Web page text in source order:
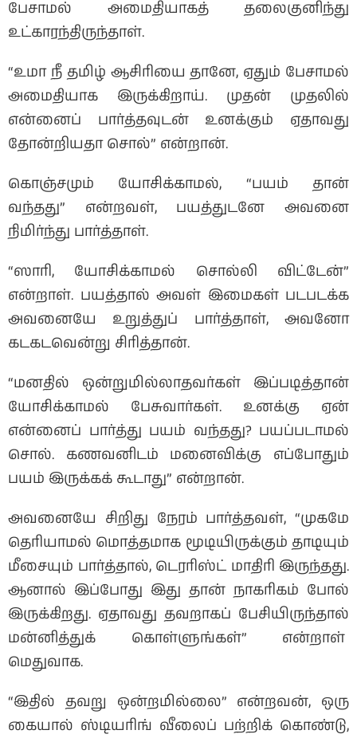
பேசாமல் அமைதியாகத் தலைகுனிந்து
உட்காரந்திருந்தாள்.
“உமா நீ தமிழ் ஆசிரியை தானே, ஏதும் பேசாமல்
அமைதியாக இருக்கிறாய். முதன் முதலில்
என்னைப் பார்த்தவுடன் உனக்கும் ஏதாவது
தோன்றியதா சொல்” என்றான்.
கொஞ்சமும் யோசிக்காமல், “பயம் தான்
வந்தது” என்றவள், பயத்துடனே அவனை
நிமிர்ந்து பார்த்தாள்.
“ஸாரி, யோசிக்காமல் சொல்லி விட்டேன்”
என்றாள். பயத்தால் அவள் இமைகள் படபடக்க
அவனையே உறுத்துப் பார்த்தாள், அவனோ
கடகடவென்று சிரித்தான்.
“மனதில் ஒன்றுமில்லாதவர்கள் இப்படித்தான்
யோசிக்காமல் பேசுவார்கள். உனக்கு ஏன்
என்னைப் பார்த்து பயம் வந்தது? பயப்படாமல்
சொல். கணவனிடம் மனைவிக்கு எப்போதும்
பயம் இருக்கக் கூடாது” என்றான்.
அவனையே சிறிது நேரம் பார்த்தவள், “முகமே
தெரியாமல் மொத்தமாக மூடியிருக்கும் தாடியும்
மீசையும் பார்த்தால், டெரரிஸ்ட் மாதிரி இருந்தது.
ஆனால் இப்போது இது தான் நாகரிகம் போல்
இருக்கிறது. ஏதாவது தவறாகப் பேசியிருந்தால்
மன்னித்துக் கொள்ளுங்கள்” என்றாள்
மெதுவாக.
“இதில் தவறு ஒன்றமில்லை” என்றவன், ஒரு
கையால் ஸ்டியரிங் வீலைப் பற்றிக் கொண்டு,